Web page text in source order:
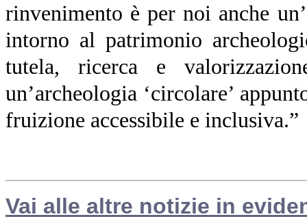
rinvenimento è per noi anche
intorno al patrimonio
tutela, ricerca e
un’archeologia ‘circolare’
fruizione accessibile e inclusiva.”
Vai alle altre notizie in